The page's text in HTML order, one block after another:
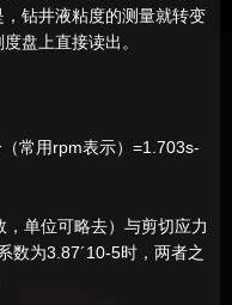
钻井液粘度的测量就转变
盘上直接读出。
用rpm表示）=1.703s-
单位可略去）与剪切应力
数为3.87´10-5时，两者之